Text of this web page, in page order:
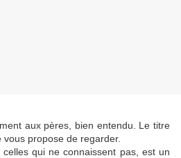
aux pères, bien entendu. Le titre
propose de regarder.
qui ne connaissent pas, est un